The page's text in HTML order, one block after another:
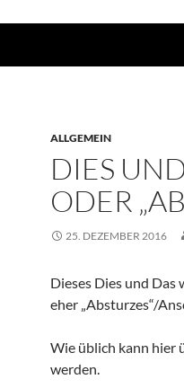
ALLGEMEIN
DIES
ODER
25. DEZEMBER 2016
Dieses Dies und Das
eher „Absturzes“/
Wie üblich kann hier
werden.